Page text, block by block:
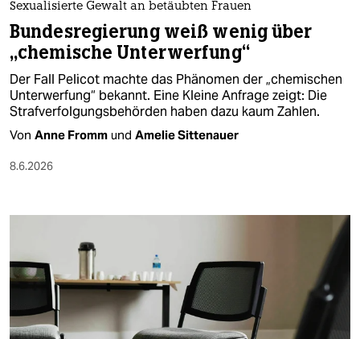
Sexualisierte Gewalt an betäubten Frauen
Bundesregierung weiß wenig über
„chemische Unterwerfung“
Der Fall Pelicot machte das Phänomen der „chemischen
Unterwerfung“ bekannt. Eine Kleine Anfrage zeigt: Die
Strafverfolgungsbehörden haben dazu kaum Zahlen.
Von Anne Fromm und Amelie Sittenauer
8.6.2026